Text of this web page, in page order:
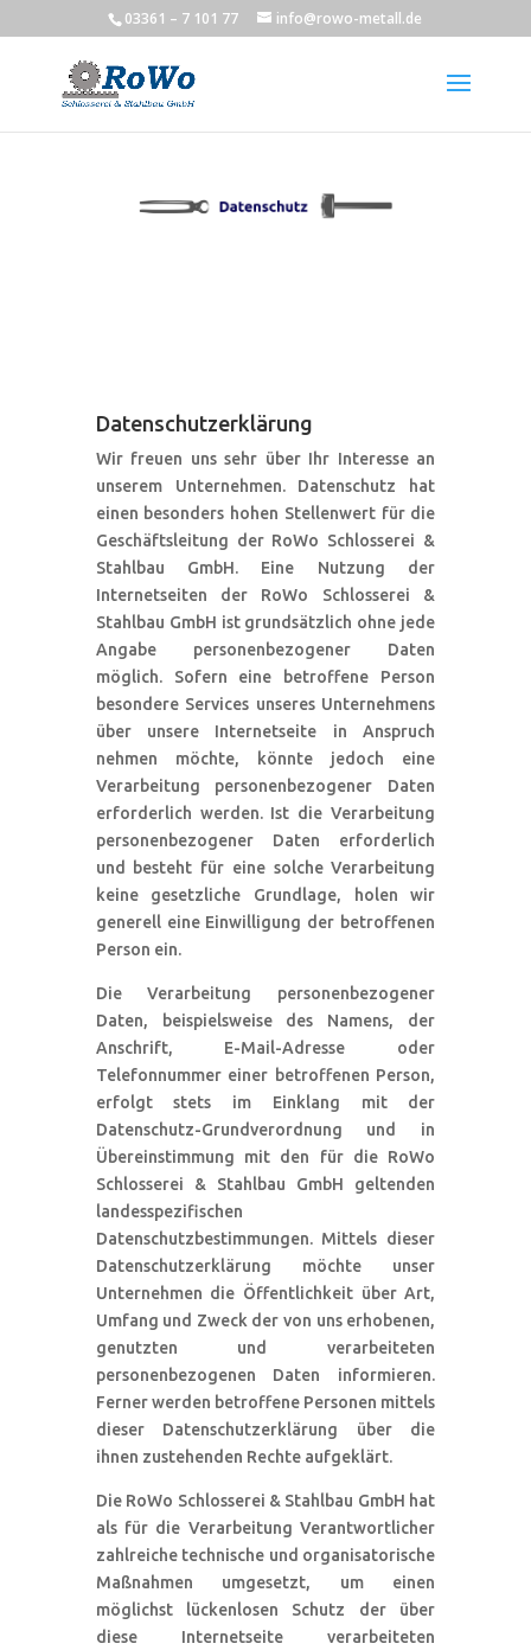
03361 – 7 101 77 info@rowo-metall.de
Datenschutzerklärung
Wir freuen uns sehr über Ihr Interesse an
unserem Unternehmen. Datenschutz hat
einen besonders hohen Stellenwert für die
Geschäftsleitung der RoWo Schlosserei &
Stahlbau GmbH. Eine Nutzung der
Internetseiten der RoWo Schlosserei &
Stahlbau GmbH ist grundsätzlich ohne jede
Angabe personenbezogener Daten
möglich. Sofern eine betroffene Person
besondere Services unseres Unternehmens
über unsere Internetseite in Anspruch
nehmen möchte, könnte jedoch eine
Verarbeitung personenbezogener Daten
erforderlich werden. Ist die Verarbeitung
personenbezogener Daten erforderlich
und besteht für eine solche Verarbeitung
keine gesetzliche Grundlage, holen wir
generell eine Einwilligung der betroffenen
Person ein.
Die Verarbeitung personenbezogener
Daten, beispielsweise des Namens, der
Anschrift, E-Mail-Adresse oder
Telefonnummer einer betroffenen Person,
erfolgt stets im Einklang mit der
Datenschutz-Grundverordnung und in
Übereinstimmung mit den für die RoWo
Schlosserei & Stahlbau GmbH geltenden
landesspezifischen
Datenschutzbestimmungen. Mittels dieser
Datenschutzerklärung möchte unser
Unternehmen die Öffentlichkeit über Art,
Umfang und Zweck der von uns erhobenen,
genutzten und verarbeiteten
personenbezogenen Daten informieren.
Ferner werden betroffene Personen mittels
dieser Datenschutzerklärung über die
ihnen zustehenden Rechte aufgeklärt.
Die RoWo Schlosserei & Stahlbau GmbH hat
als für die Verarbeitung Verantwortlicher
zahlreiche technische und organisatorische
Maßnahmen umgesetzt, um einen
möglichst lückenlosen Schutz der über
diese Internetseite verarbeiteten